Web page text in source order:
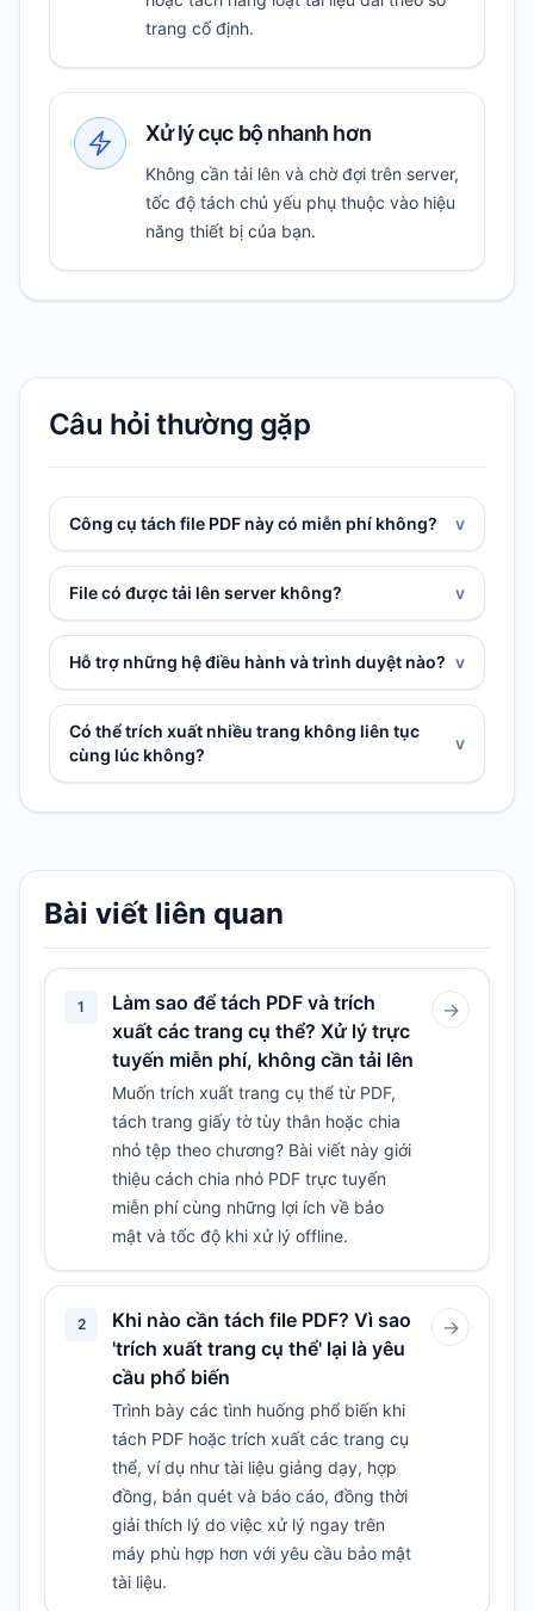
trang cố định.
Xử lý cục bộ nhanh hơn
Không cần tải lên và chờ đợi trên server,
tốc độ tách chủ yếu phụ thuộc vào hiệu
năng thiết bị của bạn.
Câu hỏi thường gặp
Công cụ tách file PDF này có miễn phí không? v
File có được tải lên server không? v
Hỗ trợ những hệ điều hành và trình duyệt nào? v
Có thể trích xuất nhiều trang không liên tục
cùng lúc không?
v
Bài viết liên quan
1
Làm sao để tách PDF và trích
xuất các trang cụ thể? Xử lý trực
tuyến miễn phí, không cần tải lên
Muốn trích xuất trang cụ thể từ PDF,
tách trang giấy tờ tùy thân hoặc chia
nhỏ tệp theo chương? Bài viết này giới
thiệu cách chia nhỏ PDF trực tuyến
miễn phí cùng những lợi ích về bảo
mật và tốc độ khi xử lý offline.
→
2
Khi nào cần tách file PDF? Vì sao
'trích xuất trang cụ thể' lại là yêu
cầu phổ biến
Trình bày các tình huống phổ biến khi
tách PDF hoặc trích xuất các trang cụ
thể, ví dụ như tài liệu giảng dạy, hợp
đồng, bản quét và báo cáo, đồng thời
giải thích lý do việc xử lý ngay trên
máy phù hợp hơn với yêu cầu bảo mật
tài liệu.
→